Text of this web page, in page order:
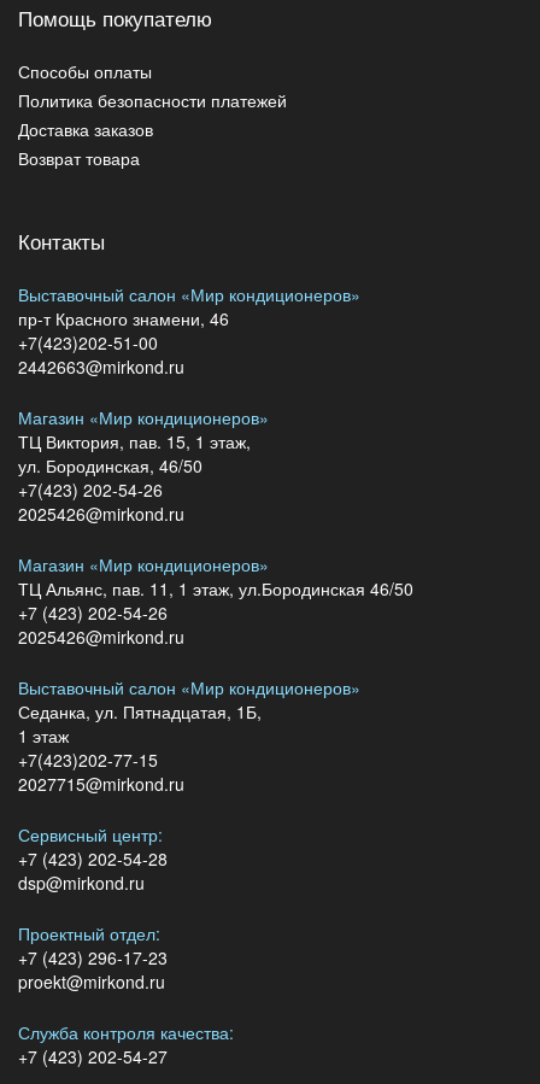
Помощь покупателю
Способы оплаты
Политика безопасности платежей
Доставка заказов
Возврат товара
Контакты
Выставочный салон «Мир кондиционеров»
пр-т Красного знамени, 46
+7(423)202-51-00
2442663@mirkond.ru
Магазин «Мир кондиционеров»
ТЦ Виктория, пав. 15, 1 этаж,
ул. Бородинская, 46/50
+7(423) 202-54-26
2025426@mirkond.ru
Магазин «Мир кондиционеров»
ТЦ Альянс, пав. 11, 1 этаж, ул.Бородинская 46/50
+7 (423) 202-54-26
2025426@mirkond.ru
Выставочный салон «Мир кондиционеров»
Седанка, ул. Пятнадцатая, 1Б,
1 этаж
+7(423)202-77-15
2027715@mirkond.ru
Сервисный центр:
+7 (423) 202-54-28
dsp@mirkond.ru
Проектный отдел:
+7 (423) 296-17-23
proekt@mirkond.ru
Служба контроля качества:
+7 (423) 202-54-27